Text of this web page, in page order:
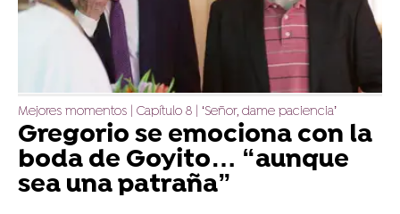
Mejores momentos | Capítulo 8 | ‘Señor, dame paciencia’
Gregorio se emociona con la
boda de Goyito… “aunque
sea una patraña”